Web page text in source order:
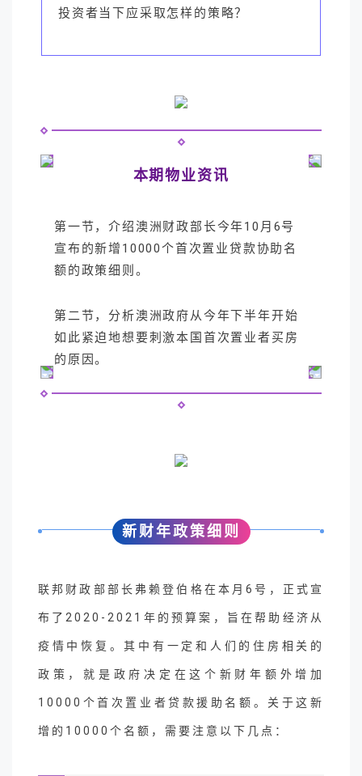
投资者当下应采取怎样的策略？
本期物业资讯
第一节，介绍澳洲财政部长今年10月6号
宣布的新增10000个首次置业贷款协助名
额的政策细则。
第二节，分析澳洲政府从今年下半年开始
如此紧迫地想要刺激本国首次置业者买房
的原因。
新财年政策细则
联邦财政部部长弗赖登伯格在本月6号，正式宣
布了2020-2021年的预算案，旨在帮助经济从
疫情中恢复。其中有一定和人们的住房相关的
政策，就是政府决定在这个新财年额外增加
10000个首次置业者贷款援助名额。关于这新
增的10000个名额，需要注意以下几点：